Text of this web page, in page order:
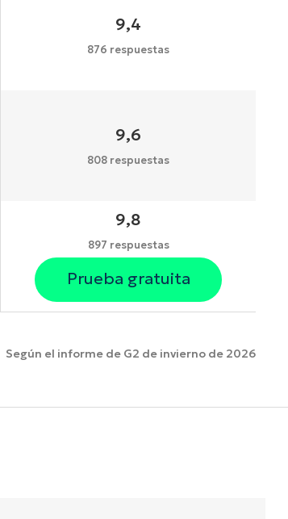
9,4
876 respuestas
9,6
808 respuestas
9,8
897 respuestas
Prueba gratuita
Según el informe de G2 de invierno de 2026